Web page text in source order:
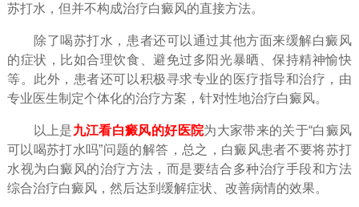
苏打水，但并不构成治疗白癜风的直接方法。
除了喝苏打水，患者还可以通过其他方面来缓解白癜风
的症状，比如合理饮食、避免过多阳光暴晒、保持精神愉快
等。此外，患者还可以积极寻求专业的医疗指导和治疗，由
专业医生制定个体化的治疗方案，针对性地治疗白癜风。
以上是九江看白癜风的好医院为大家带来的关于“白癜风
可以喝苏打水吗”问题的解答，总之，白癜风患者不要将苏打
水视为白癜风的治疗方法，而是要结合多种治疗手段和方法
综合治疗白癜风，然后达到缓解症状、改善病情的效果。